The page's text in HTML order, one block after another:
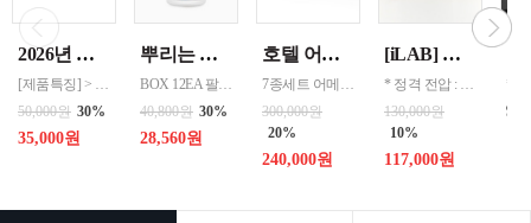
2026년 설명절 선물세트 [정관장] 홍삼기보데일리스틱 10ml*10포
[제품특징] > 120여 년 노하우로 재배된 6년근 홍과 제조기술로 추출 > 100% 계약재배를 통한 6년근 인삼 > 430여 가지의까다로운 품질 검사 > 액상형 농축액으로 음용이 쉬움 [제품성분] > 덱스트린, 정제수, 홍삼농축액(6년근, 고형분 64%, 홍삼성분 70mg/g 이상, 국산) 6.5%, 녹용추출액(뉴질랜드산), 식물혼합농축액(작약
50,000원 30%
35,000원
뿌리는 락스세제(욕실용) 1,000ml 12개 한박스단위 판매
BOX 12EA 팔레트 0.0123 원산지 한국 BARCODE 8809367760815
40,800원 30%
28,560원
호텔 어메니티 여행용 세면도구 50세트 대박스로만 판매 친환경 트레블세트 해외여행준비물 여행세트 일회용세면도구 어메니티세트
7종세트 어메니티 단체
300,000원
20%
240,000원
[iLAB] 아이랩 윈드 블라스터 에어건 iLAB-WBT 140,000RPM > 새틴블랙 > 크림화이트 선택 1
* 정격 전압 : 5V 2A * 소비 전력 : 30W * 최대 출력 : 200W(max) * 배터리 용량 : 4,000mAh x 2 (병렬) * 사용 시간 : 최저속도 약 120분 / 최고속도 약 12분 * 완충 시간 : 약 3시간 * 풍속 : 최대 22m/s, 최소 6m/s * 모터 스피드 : 140,000 RPM * 흡입력 : 8000 Pa * 규격 :
130,000원
10%
117,000원